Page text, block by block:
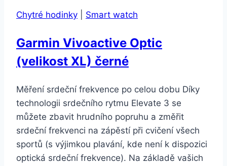
Chytré hodinky
Smart watch
Garmin Vivoactive Optic
(velikost XL) černé
Měření srdeční frekvence po celou dobu Díky
technologii srdečního rytmu Elevate 3 se
můžete zbavit hrudního popruhu a změřit
srdeční frekvenci na zápěstí při cvičení všech
sportů (s výjimkou plavání, kde není k dispozici
optická srdeční frekvence). Na základě vašich